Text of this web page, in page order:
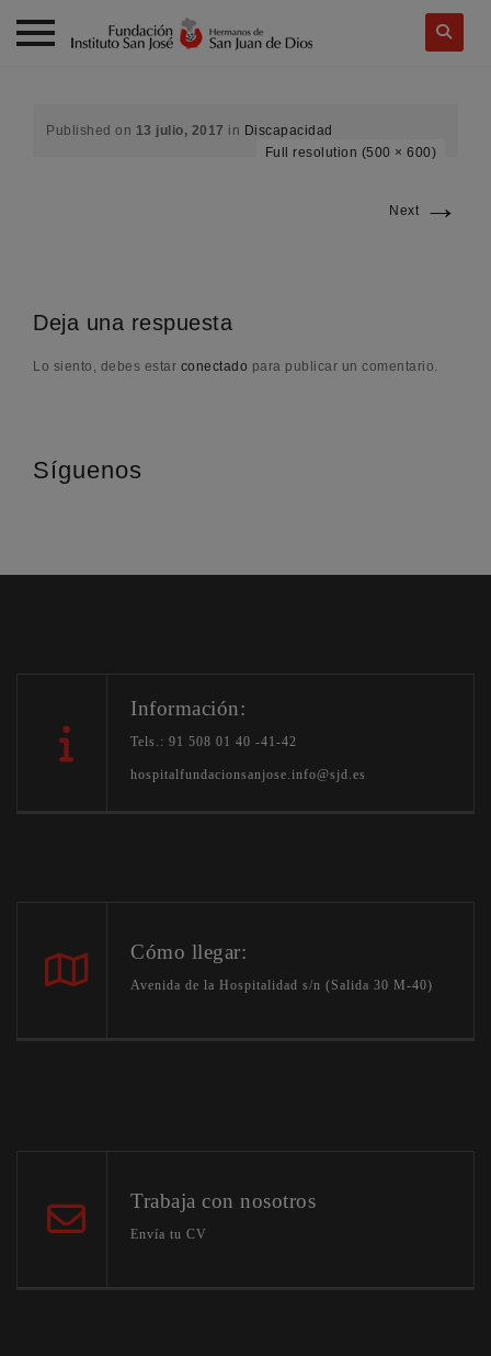
Published on 13 julio, 2017 in Discapacidad
Full resolution (500 × 600)
Next →
Deja una respuesta
Lo siento, debes estar conectado para publicar un comentario.
Síguenos
Información:
Tels.: 91 508 01 40 -41-42
hospitalfundacionsanjose.info@sjd.es
Cómo llegar:
Avenida de la Hospitalidad s/n (Salida 30 M-40)
Trabaja con nosotros
Envía tu CV